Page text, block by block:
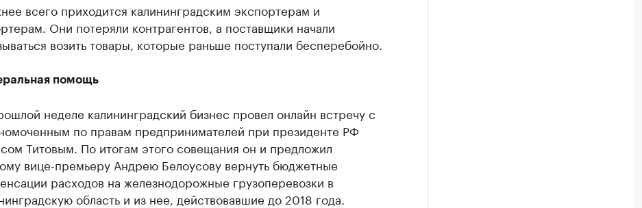
всего приходится калининградским экспортерам и
Они потеряли контрагентов, а поставщики начали
возить товары, которые раньше поступали бесперебойно.
помощь
неделе калининградский бизнес провел онлайн встречу с
по правам предпринимателей при президенте РФ
Титовым. По итогам этого совещания он и предложил
вице-премьеру Андрею Белоусову вернуть бюджетные
расходов на железнодорожные грузоперевозки в
область и из нее, действовавшие до 2018 года.